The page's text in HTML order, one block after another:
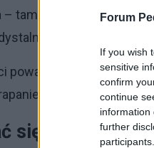
Forum
If you wish
sensitive
confirm
continue
information
further
– tam też zmiany
częściach
poważnym problemem
się i miejscowe
się do lekarza